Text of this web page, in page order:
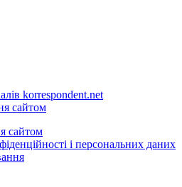
korrespondent.net
сайтом
сайтом
і персональних даних